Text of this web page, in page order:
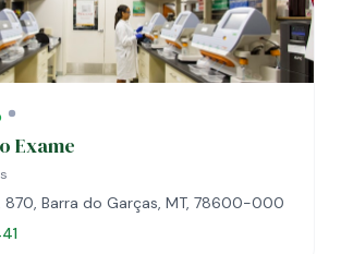
Exame
870, Barra do Garças, MT, 78600-000